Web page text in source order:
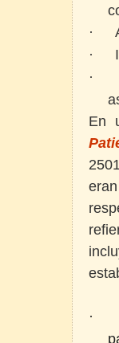
·
·
·
En
·